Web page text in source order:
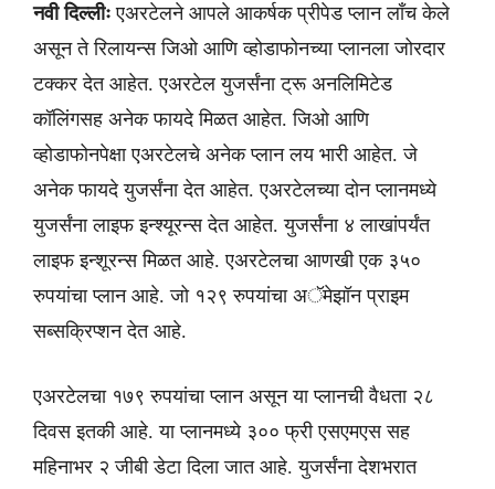
नवी दिल्लीः एअरटेलने आपले आकर्षक प्रीपेड प्लान लाँच केले
असून ते रिलायन्स जिओ आणि व्होडाफोनच्या प्लानला जोरदार
टक्कर देत आहेत. एअरटेल युजर्संना ट्रू अनलिमिटेड
कॉलिंगसह अनेक फायदे मिळत आहेत. जिओ आणि
व्होडाफोनपेक्षा एअरटेलचे अनेक प्लान लय भारी आहेत. जे
अनेक फायदे युजर्संना देत आहेत. एअरटेलच्या दोन प्लानमध्ये
युजर्संना लाइफ इन्श्यूरन्स देत आहेत. युजर्संना ४ लाखांपर्यंत
लाइफ इन्शूरन्स मिळत आहे. एअरटेलचा आणखी एक ३५०
रुपयांचा प्लान आहे. जो १२९ रुपयांचा अॅमेझॉन प्राइम
सब्सक्रिप्शन देत आहे.
एअरटेलचा १७९ रुपयांचा प्लान असून या प्लानची वैधता २८
दिवस इतकी आहे. या प्लानमध्ये ३०० फ्री एसएमएस सह
महिनाभर २ जीबी डेटा दिला जात आहे. युजर्संना देशभरात